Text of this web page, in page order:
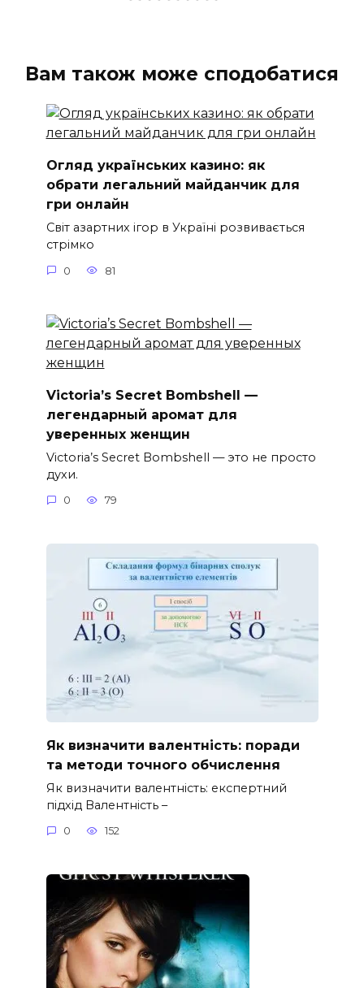
Вам також може сподобатися
Огляд українських казино: як
обрати легальний майданчик для
гри онлайн
Світ азартних ігор в Україні розвивається
стрімко
0 81
Victoria’s Secret Bombshell —
легендарный аромат для
уверенных женщин
Victoria’s Secret Bombshell — это не просто
духи.
0 79
Як визначити валентність: поради
та методи точного обчислення
Як визначити валентність: експертний
підхід Валентність –
0 152